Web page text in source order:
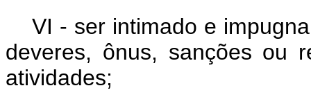
VI - ser intimado e
deveres, ônus, sanções ou
atividades;